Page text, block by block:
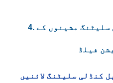
4. سٹینلیس سٹیل کنڈلی سلیٹنگ مشینوں کے
فیلڈ
کنڈلی سلیٹنگ لائنیں